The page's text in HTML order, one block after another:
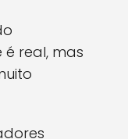
real, mas